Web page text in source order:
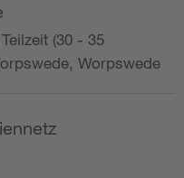
(30 - 35
Worpswede